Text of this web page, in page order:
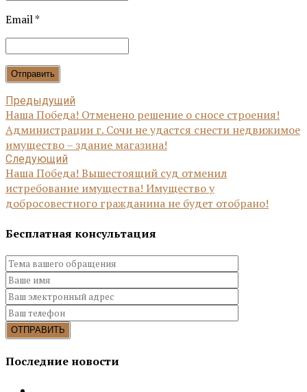
Email *
Отправить
Предыдущий
Наша Победа! Отменено решение о сносе строения!
Администрации г. Сочи не удастся снести недвижимое
имущество – здание магазина!
Следующий
Наша Победа! Вышестоящий суд отменил
истребование имущества! Имущество у
добросовестного гражданина не будет отобрано!
Бесплатная консультация
Последние новости